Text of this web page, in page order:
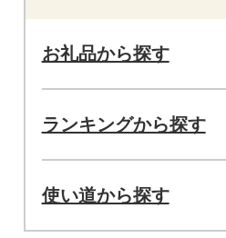
お礼品から探す
ランキングから探す
使い道から探す